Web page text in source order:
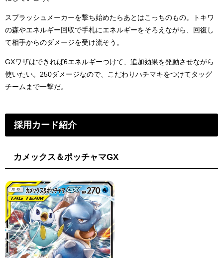
スプラッシュメーカーを撃ち始めたらあとはこっちのもの。トキワ
の森やエネルギー回収で手札にエネルギーをそろえながら、回復し
て相手からのダメージを受け流そう。
GXワザはできれば6エネルギーつけて、追加効果を発動させながら
使いたい。250ダメージなので、こだわりハチマキをつけてタッグ
チームまで一撃だ。
採用カード紹介
カメックス＆ポッチャマGX